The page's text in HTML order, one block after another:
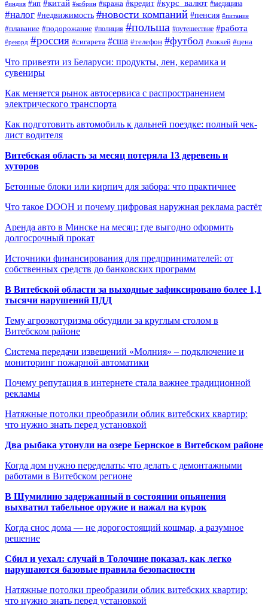
#индия #ип #китай #кобрин #кража #кредит #курс_валют #медицина
#налог #недвижимость #новости компаний #пенсия #питание
#плавание #подорожание #полиция #польша #путешествие #работа
#рекорд #россия #сигарета #сша #телефон #футбол #хоккей #цена
Что привезти из Беларуси: продукты, лен, керамика и
сувениры
Как меняется рынок автосервиса с распространением
электрического транспорта
Как подготовить автомобиль к дальней поездке: полный чек-
лист водителя
Витебская область за месяц потеряла 13 деревень и
хуторов
Бетонные блоки или кирпич для забора: что практичнее
Что такое DOOH и почему цифровая наружная реклама растёт
Аренда авто в Минске на месяц: где выгодно оформить
долгосрочный прокат
Источники финансирования для предпринимателей: от
собственных средств до банковских программ
В Витебской области за выходные зафиксировано более 1,1
тысячи нарушений ПДД
Тему агроэкотуризма обсудили за круглым столом в
Витебском районе
Система передачи извещений «Молния» – подключение и
мониторинг пожарной автоматики
Почему репутация в интернете стала важнее традиционной
рекламы
Натяжные потолки преобразили облик витебских квартир:
что нужно знать перед установкой
Два рыбака утонули на озере Бернское в Витебском районе
Когда дом нужно переделать: что делать с демонтажными
работами в Витебском регионе
В Шумилино задержанный в состоянии опьянения
выхватил табельное оружие и нажал на курок
Когда снос дома — не дорогостоящий кошмар, а разумное
решение
Сбил и уехал: случай в Толочине показал, как легко
нарушаются базовые правила безопасности
Натяжные потолки преобразили облик витебских квартир:
что нужно знать перед установкой